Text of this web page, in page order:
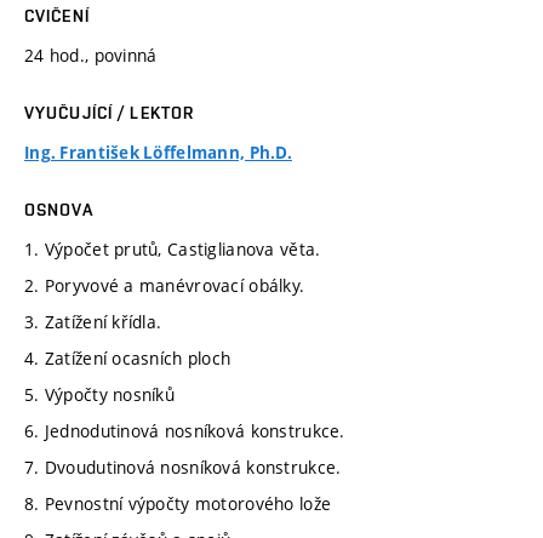
CVIČENÍ
24 hod., povinná
VYUČUJÍCÍ / LEKTOR
Ing. František Löffelmann, Ph.D.
OSNOVA
1. Výpočet prutů, Castiglianova věta.
2. Poryvové a manévrovací obálky.
3. Zatížení křídla.
4. Zatížení ocasních ploch
5. Výpočty nosníků
6. Jednodutinová nosníková konstrukce.
7. Dvoudutinová nosníková konstrukce.
8. Pevnostní výpočty motorového lože